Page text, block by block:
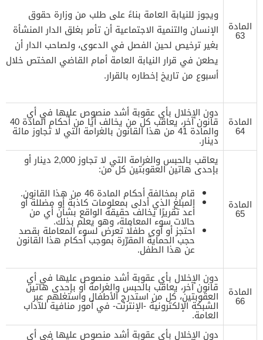
المادة
63
ويجوز للنيابة العامة بناءً على طلب من وزارة حقوق
الإنسان والتنمية الاجتماعية أن تأمر بغلق الدار المنشأة
بغير ترخيص لحين الفصل في الدعوى، ولصاحب الدار أن
يطعن في قرار النيابة العامة أمام القاضي المختص خلال
أسبوع من تاريخ إخطاره بالقرار.
المادة
64
دون الإخلال بأي عقوبة أشد منصوص عليها في أي
قانون آخر، يعاقب كل من يخالف أيًا من أحكام المادة 40
والمادة 41 من هذا القانون بالغرامة التي لا تجاوز مائة
دينار.
المادة
65
يعاقب بالحبس والغرامة التي لا تجاوز 2,000 دينار أو
بإحدى هاتين العقوبتين كل من:
قام بمخالفة أحكام المادة 46 من هذا القانون.
المبلغ الذي أدلى بمعلومات كاذبة أو مضللة أو
أعد تقريرًا يخالف حقيقة الواقع بشأن أي من
حالات سوء المعاملة، وهو يعلم بذلك.
احتجز أو آوى طفلًا تعرض لسوء المعاملة بقصد
حجب الحماية المقرّرة بموجب أحكام هذا القانون
عن هذا الطفل.
المادة
66
دون الإخلال بأي عقوبة أشد منصوص عليها في أي
قانون آخر، يعاقب بالحبس والغرامة أو بإحدى هاتين
العقوبتين، كل من استدرج الأطفال واستغلهم عبر
الشبكة الإلكترونية -الإنترنت- في أمور منافية للآداب
العامة.
دون الإخلال بأي عقوبة أشد منصوص عليها في أي